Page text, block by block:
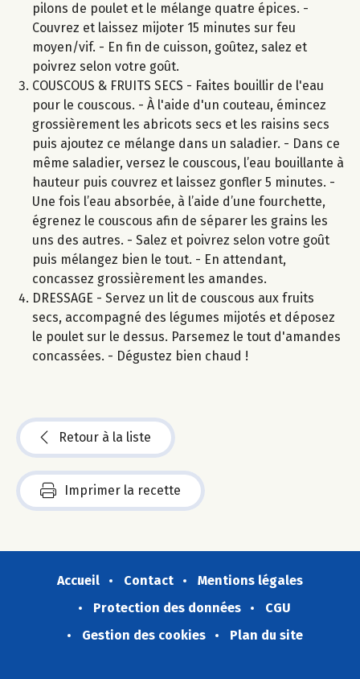
pilons de poulet et le mélange quatre épices. -
Couvrez et laissez mijoter 15 minutes sur feu
moyen/vif. - En fin de cuisson, goûtez, salez et
poivrez selon votre goût.
COUSCOUS & FRUITS SECS - Faites bouillir de l'eau
pour le couscous. - À l'aide d'un couteau, émincez
grossièrement les abricots secs et les raisins secs
puis ajoutez ce mélange dans un saladier. - Dans ce
même saladier, versez le couscous, l’eau bouillante à
hauteur puis couvrez et laissez gonfler 5 minutes. -
Une fois l’eau absorbée, à l’aide d’une fourchette,
égrenez le couscous afin de séparer les grains les
uns des autres. - Salez et poivrez selon votre goût
puis mélangez bien le tout. - En attendant,
concassez grossièrement les amandes.
DRESSAGE - Servez un lit de couscous aux fruits
secs, accompagné des légumes mijotés et déposez
le poulet sur le dessus. Parsemez le tout d'amandes
concassées. - Dégustez bien chaud !
Retour à la liste
Imprimer la recette
Accueil Contact
Mentions légales
Protection des données
CGU
Gestion des cookies
Plan du site